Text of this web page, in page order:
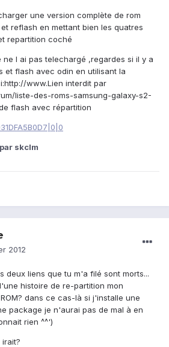
une version complète de rom
reflash en mettant bien les quatres
repartition coché
l ai pas telechargé ,regardes si il y a
et flash avec odin en utilisant la
www.Lien interdit par
liste-des-roms-samsung-galaxy-s2-
flash avec répartition
par skclm
2012
deux liens que tu m'a filé sont morts...
histoire de re-partition mon
dans ce cas-là si j'installe une
package je n'aurai pas de mal à en
rien ^^')